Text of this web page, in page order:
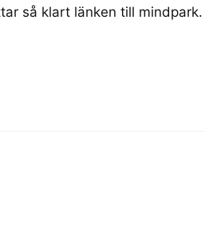
så klart länken till mindpark.